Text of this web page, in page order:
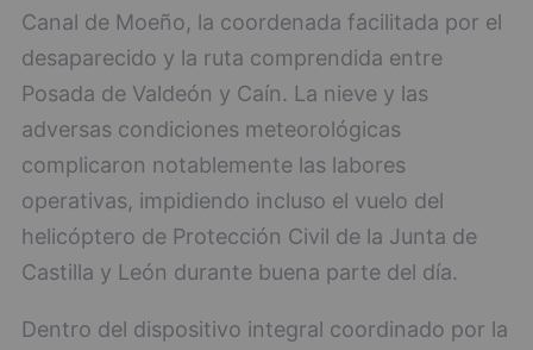
Canal de Moeño, la coordenada facilitada por el
desaparecido y la ruta comprendida entre
Posada de Valdeón y Caín. La nieve y las
adversas condiciones meteorológicas
complicaron notablemente las labores
operativas, impidiendo incluso el vuelo del
helicóptero de Protección Civil de la Junta de
Castilla y León durante buena parte del día.
Dentro del dispositivo integral coordinado por la